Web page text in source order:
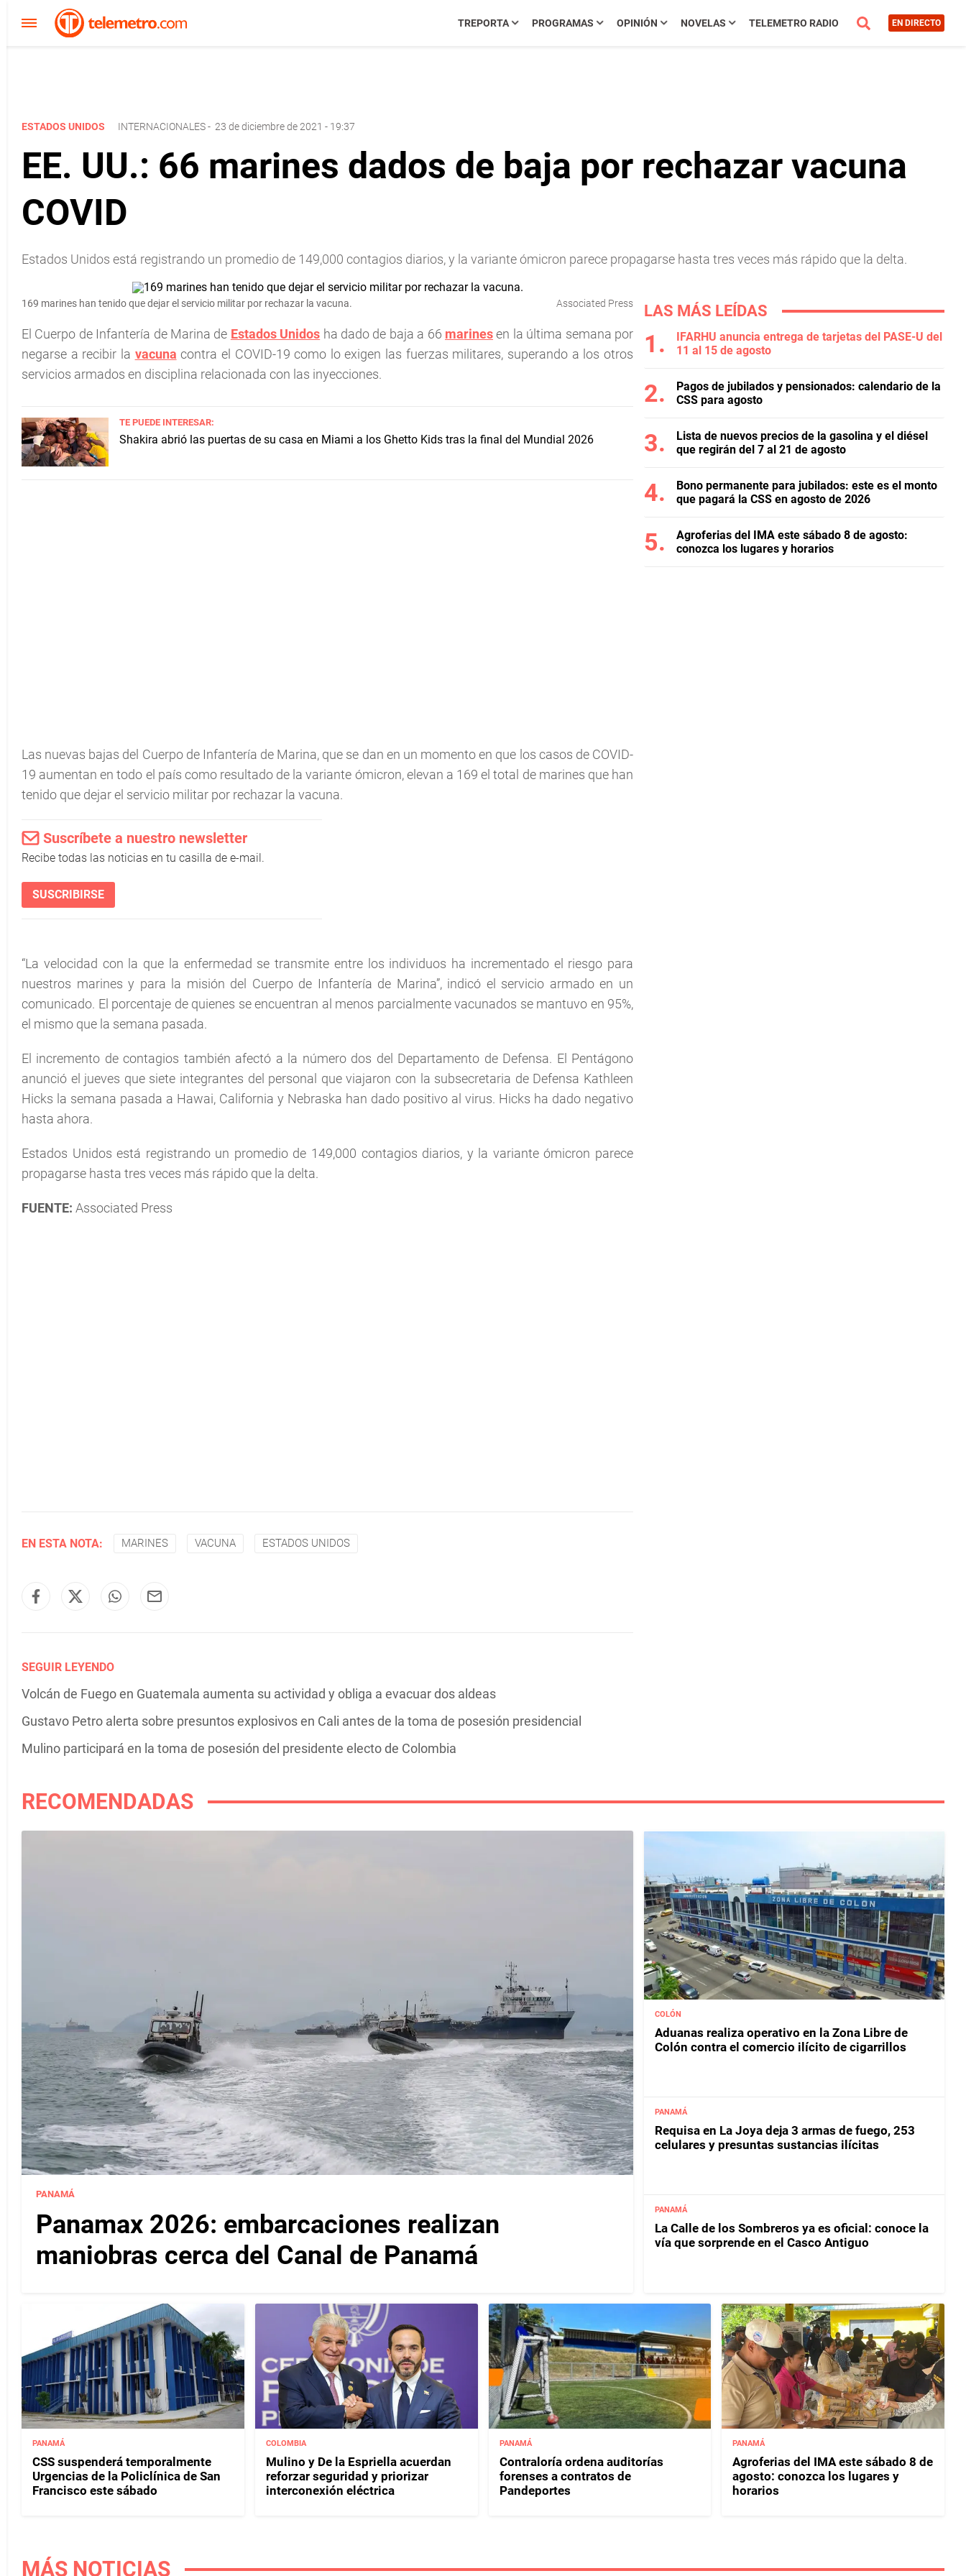
TREPORTA PROGRAMAS OPINIÓN NOVELAS TELEMETRO RADIO EN DIRECTO
ESTADOS UNIDOS INTERNACIONALES- 23 de diciembre de 2021 - 19:37
EE. UU.: 66 marines dados de baja por rechazar vacuna
COVID
Estados Unidos está registrando un promedio de 149,000 contagios diarios, y la variante ómicron parece propagarse hasta tres veces más rápido que la delta.
169 marines han tenido que dejar el servicio militar por rechazar la vacuna. Associated Press
El Cuerpo de Infantería de Marina de Estados Unidos ha dado de baja a 66 marinesen la última semana por
negarse a recibir la vacuna contra el COVID-19 como lo exigen las fuerzas militares, superando a los otros
servicios armados en disciplina relacionada con las inyecciones.
TE PUEDE INTERESAR:
Shakira abrió las puertas de su casa en Miami a los Ghetto Kids tras la final del Mundial 2026
Las nuevas bajas del Cuerpo de Infantería de Marina, que se dan en un momento en que los casos de COVID-
19 aumentan en todo el país como resultado de la variante ómicron, elevan a 169 el total de marines que han
tenido que dejar el servicio militar por rechazar la vacuna.
Suscríbete a nuestro newsletter
Recibe todas las noticias en tu casilla de e-mail.
SUSCRIBIRSE
“La velocidad con la que la enfermedad se transmite entre los individuos ha incrementado el riesgo para
nuestros marines y para la misión del Cuerpo de Infantería de Marina”, indicó el servicio armado en un
comunicado. El porcentaje de quienes se encuentran al menos parcialmente vacunados se mantuvo en 95%,
el mismo que la semana pasada.
El incremento de contagios también afectó a la número dos del Departamento de Defensa. El Pentágono
anunció el jueves que siete integrantes del personal que viajaron con la subsecretaria de Defensa Kathleen
Hicks la semana pasada a Hawai, California y Nebraska han dado positivo al virus. Hicks ha dado negativo
hasta ahora.
Estados Unidos está registrando un promedio de 149,000 contagios diarios, y la variante ómicron parece
propagarse hasta tres veces más rápido que la delta.
FUENTE: Associated Press
EN ESTA NOTA: MARINES VACUNA ESTADOS UNIDOS
SEGUIR LEYENDO
Volcán de Fuego en Guatemala aumenta su actividad y obliga a evacuar dos aldeas
Gustavo Petro alerta sobre presuntos explosivos en Cali antes de la toma de posesión presidencial
Mulino participará en la toma de posesión del presidente electo de Colombia
LAS MÁS LEÍDAS
IFARHU anuncia entrega de tarjetas del PASE-U del
11 al 15 de agosto
Pagos de jubilados y pensionados: calendario de la
CSS para agosto
Lista de nuevos precios de la gasolina y el diésel
que regirán del 7 al 21 de agosto
Bono permanente para jubilados: este es el monto
que pagará la CSS en agosto de 2026
Agroferias del IMA este sábado 8 de agosto:
conozca los lugares y horarios
RECOMENDADAS
PANAMÁ
Panamax 2026: embarcaciones realizan
maniobras cerca del Canal de Panamá
COLÓN
Aduanas realiza operativo en la Zona Libre de
Colón contra el comercio ilícito de cigarrillos
PANAMÁ
Requisa en La Joya deja 3 armas de fuego, 253
celulares y presuntas sustancias ilícitas
PANAMÁ
La Calle de los Sombreros ya es oficial: conoce la
vía que sorprende en el Casco Antiguo
PANAMÁ
CSS suspenderá temporalmente
Urgencias de la Policlínica de San
Francisco este sábado
COLOMBIA
Mulino y De la Espriella acuerdan
reforzar seguridad y priorizar
interconexión eléctrica
PANAMÁ
Contraloría ordena auditorías
forenses a contratos de
Pandeportes
PANAMÁ
Agroferias del IMA este sábado 8 de
agosto: conozca los lugares y
horarios
MÁS NOTICIAS